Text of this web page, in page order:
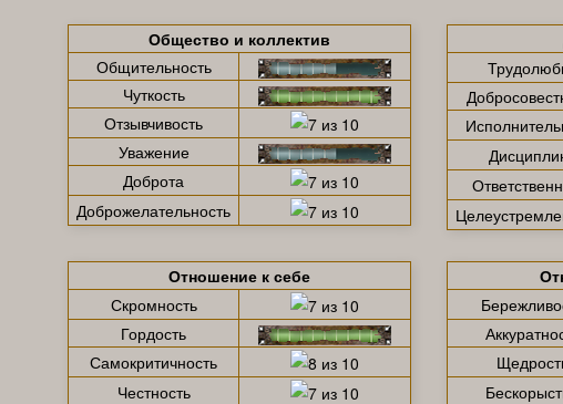
Общество и коллектив
Общительность
Чуткость
Отзывчивость
Уважение
Доброта
Доброжелательность
Отношение к себе
Скромность
Гордость
Самокритичность
Честность